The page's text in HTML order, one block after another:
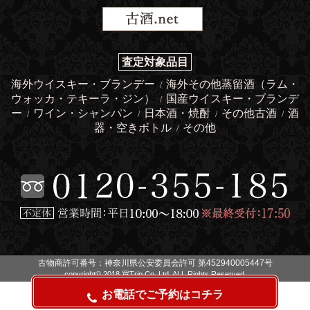
査定対象品目
海外ウイスキー・ブランデー / 海外その他蒸留酒（ラム・
ウォッカ・テキーラ・ジン）
/ 国産ウイスキー・ブランデ
ー / ワイン・シャンパン / 日本酒・焼酎 / その他古酒 / 酒
器・空きボトル / その他
古物商許可番号：神奈川県公安委員会許可 第452940005447号
copyright© 2018 買Trip Co.,Ltd. ALL Rights Reserved.
お電話でご予約はコチラ